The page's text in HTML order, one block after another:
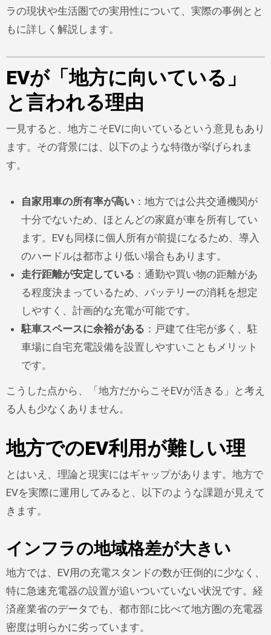
ラの現状や生活圏での実用性について、実際の事例とと
もに詳しく解説します。
EVが「地方に向いている」
と言われる理由
一見すると、地方こそEVに向いているという意見もあり
ます。その背景には、以下のような特徴が挙げられま
す。
自家用車の所有率が高い ：地方では公共交通機関が
十分でないため、ほとんどの家庭が車を所有してい
ます。EVも同様に個人所有が前提になるため、導入
のハードルは都市より低い場合もあります。
走行距離が安定している ：通勤や買い物の距離があ
る程度決まっているため、バッテリーの消耗を想定
しやすく、計画的な充電が可能です。
駐車スペースに余裕がある ：戸建て住宅が多く、駐
車場に自宅充電設備を設置しやすいこともメリット
です。
こうした点から、「地方だからこそEVが活きる」と考え
る人も少なくありません。
地方でのEV利用が難しい理
とはいえ、理論と現実にはギャップがあります。地方で
EVを実際に運用してみると、以下のような課題が見えて
きます。
インフラの地域格差が大きい
地方では、EV用の充電スタンドの数が圧倒的に少なく、
特に急速充電器の設置が追いついていない状況です。経
済産業省のデータでも、都市部に比べて地方圏の充電器
密度は明らかに劣っています。